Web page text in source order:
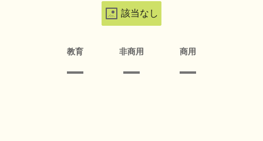
該当なし
教育 非商用 商用